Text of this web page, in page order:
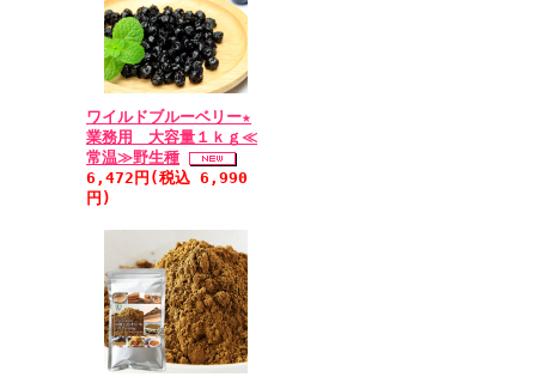
ワイルドブルーベリー★
業務用 大容量１ｋｇ≪
常温≫野生種
6,472円(税込 6,990
円)